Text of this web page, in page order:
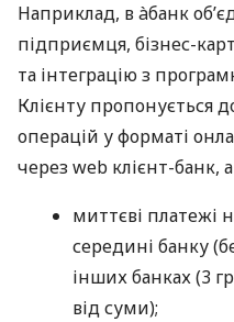
Наприклад, в àбанк
підприємця, бізнес-
та інтеграцію з
Клієнту пропонується
операцій у форматі
через web клієнт-банк,
миттєві платежі
середині банку
інших банках (3
від суми);